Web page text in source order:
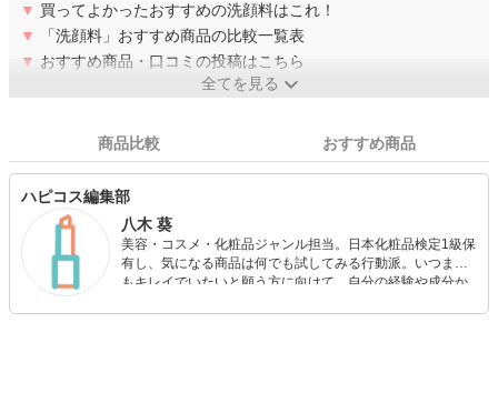
▼ 買ってよかったおすすめの洗顔料はこれ！
▼
「洗顔料」おすすめ商品の比較一覧表
▼ おすすめ商品・口コミの投稿はこちら
全てを見る
商品比較 おすすめ商品
ハピコス編集部
八木 葵
美容・コスメ・化粧品ジャンル担当。日本化粧品検定1級保
有し、気になる商品は何でも試してみる行動派。いつまで
もキレイでいたいと願う方に向けて、自分の経験や成分か